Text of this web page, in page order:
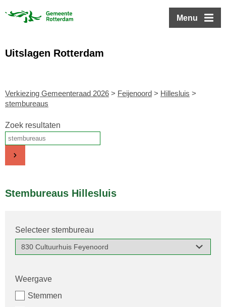
Menu
Uitslagen Rotterdam
Verkiezing Gemeenteraad 2026 > Feijenoord > Hillesluis >
stembureaus
Zoek resultaten
Stembureaus Hillesluis
Selecteer stembureau
Weergave
Stemmen